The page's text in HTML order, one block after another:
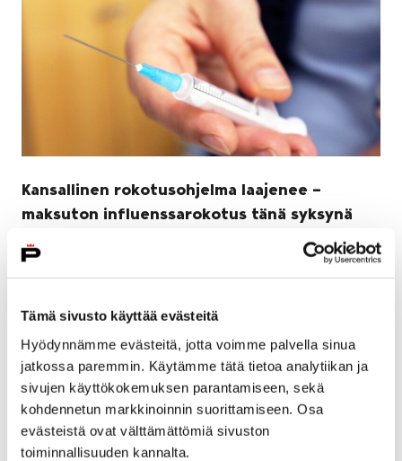
Tämä sivusto käyttää evästeitä
Hyödynnämme evästeitä, jotta voimme palvella sinua
jatkossa paremmin. Käytämme tätä tietoa analytiikan ja
sivujen käyttökokemuksen parantamiseen, sekä
kohdennetun markkinoinnin suorittamiseen. Osa
evästeistä ovat välttämättömiä sivuston
toiminnallisuuden kannalta.
Kansallinen rokotusohjelma laajenee –
maksuton influenssarokotus tänä syksynä
15 lokakuun, 2018
Kansallinen rokotusohjelma laajenee tänä vuonna
maksuttoman influenssarokotuksen osana kansallista
rokotusohjelmaa. Tähän asti rokote…